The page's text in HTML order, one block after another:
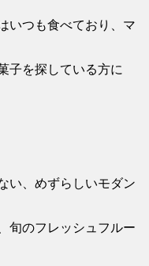
いつも食べており、マ
子を探している方に
い、めずらしいモダン
旬のフレッシュフルー